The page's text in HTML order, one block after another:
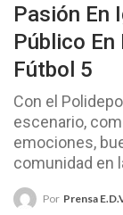
Pasión En
Público En
Fútbol 5
Con el
escenario,
emociones,
comunidad en
Por Prensa